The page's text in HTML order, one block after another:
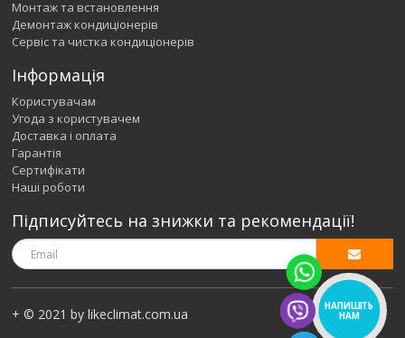
Монтаж та встановлення
Демонтаж кондиціонерів
Сервіс та чистка кондиціонерів
Інформація
Користувачам
Угода з користувачем
Доставка і оплата
Гарантія
Сертифікати
Наші роботи
Підписуйтесь на знижки та рекомендації!
+ © 2021 by likeclimat.com.ua
НАПИШІТЬ
НАМ